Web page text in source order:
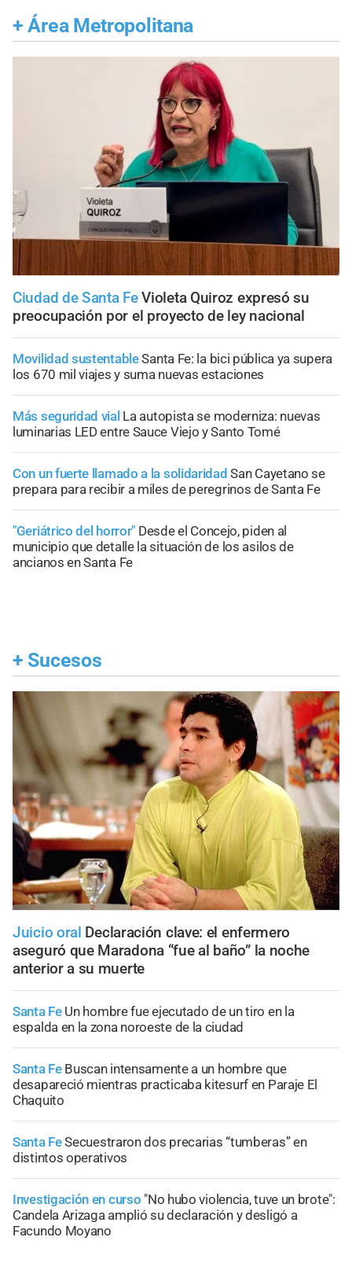
+ Área Metropolitana
Ciudad de Santa Fe Violeta Quiroz expresó su
preocupación por el proyecto de ley nacional
Movilidad sustentableSanta Fe: la bici pública ya supera
los 670 mil viajes y suma nuevas estaciones
Más seguridad vial La autopista se moderniza: nuevas
luminarias LED entre Sauce Viejo y Santo Tomé
Con un fuerte llamado a la solidaridad San Cayetano se
prepara para recibir a miles de peregrinos de Santa Fe
"Geriátrico del horror" Desde el Concejo, piden al
municipio que detalle la situación de los asilos de
ancianos en Santa Fe
+ Sucesos
Juicio oral Declaración clave: el enfermero
aseguró que Maradona “fue al baño” la noche
anterior a su muerte
Santa Fe Un hombre fue ejecutado de un tiro en la
espalda en la zona noroeste de la ciudad
Santa Fe Buscan intensamente a un hombre que
desapareció mientras practicaba kitesurf en Paraje El
Chaquito
Santa FeSecuestraron dos precarias “tumberas” en
distintos operativos
Investigación en curso "No hubo violencia, tuve un brote":
Candela Arizaga amplió su declaración y desligó a
Facundo Moyano